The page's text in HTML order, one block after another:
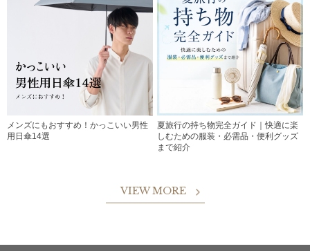
メンズにもおすすめ！かっこいい男性
用日傘14選
夏旅行の持ち物完全ガイド｜快適に楽
しむための服装・必需品・便利グッズ
まで紹介
VIEW MORE